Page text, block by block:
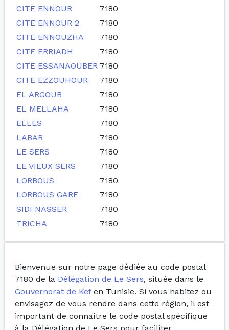
CITE ENNOUR
7180
CITE ENNOUR 2
7180
CITE ENNOUZHA
7180
CITE ERRIADH
7180
CITE ESSANAOUBER 7180
CITE EZZOUHOUR
7180
EL ARGOUB
7180
EL MELLAHA
7180
ELLES
7180
LABAR
7180
LE SERS
7180
LE VIEUX SERS
7180
LORBOUS
7180
LORBOUS GARE
7180
SIDI NASSER
7180
TRICHA
7180
Bienvenue sur notre page dédiée au code postal
7180 de la Délégation de Le Sers, située dans le
Gouvernorat de Kefen Tunisie. Si vous habitez ou
envisagez de vous rendre dans cette région, il est
important de connaître le code postal spécifique